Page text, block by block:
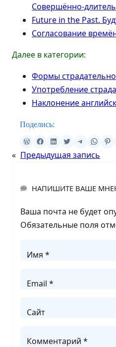
Совершённо-
Future in the Past.
Согласование
Далее в категории:
Формы
Употребление
Наклонение
Поделись:
« Предыдущая запись
НАПИШИТЕ ВАШЕ
Ваша почта не будет
Обязательные поля
Имя *
Email *
Сайт
Комментарий *